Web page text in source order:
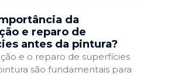
da
e reparo de
antes da pintura?
e o reparo de superfícies
são fundamentais para